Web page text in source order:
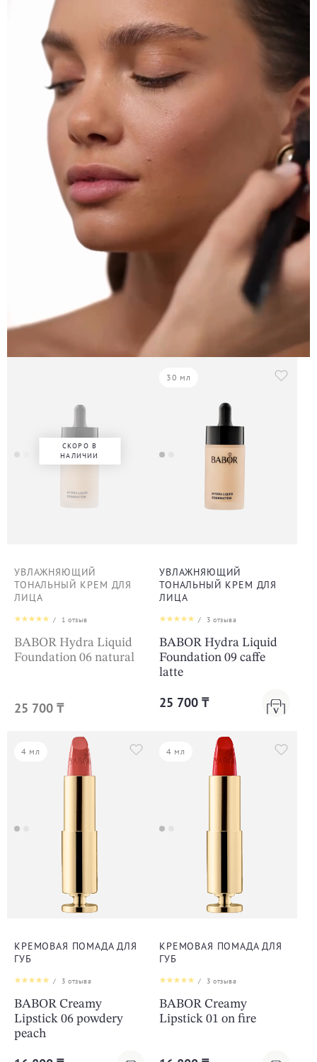
СКОРО В
НАЛИЧИИ
УВЛАЖНЯЮЩИЙ
ТОНАЛЬНЫЙ КРЕМ ДЛЯ
ЛИЦА
/ 1 отзыв
BABOR Hydra Liquid
Foundation 06 natural
25 700 ₸
30 мл
УВЛАЖНЯЮЩИЙ
ТОНАЛЬНЫЙ КРЕМ ДЛЯ
ЛИЦА
/ 3 отзыва
BABOR Hydra Liquid
Foundation 09 caffe
latte
25 700 ₸
4 мл
КРЕМОВАЯ ПОМАДА ДЛЯ
ГУБ
/ 3 отзыва
BABOR Creamy
Lipstick 06 powdery
peach
4 мл
КРЕМОВАЯ ПОМАДА ДЛЯ
ГУБ
/ 3 отзыва
BABOR Creamy
Lipstick 01 on fire